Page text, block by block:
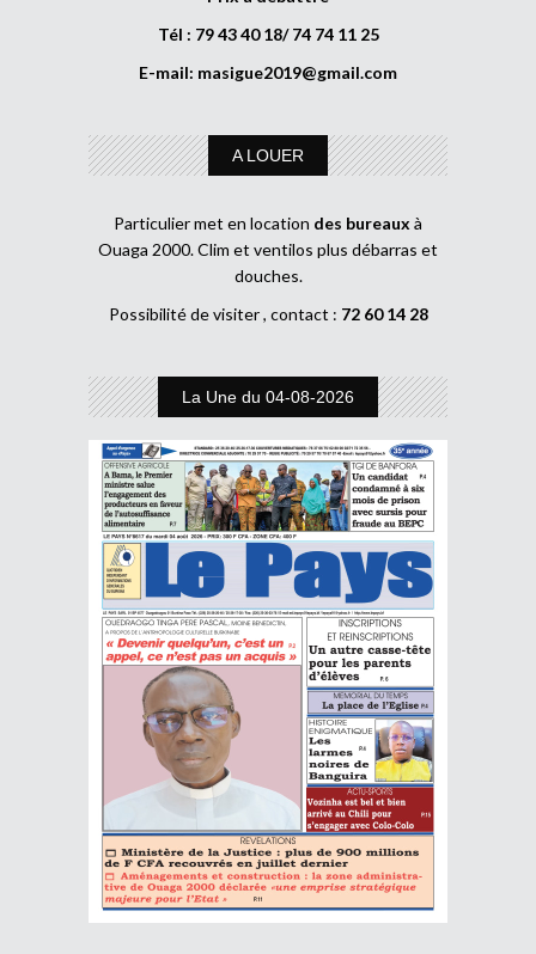
Tél : 79 43 40 18/ 74 74 11 25
E-mail: masigue2019@gmail.com
A LOUER
Particulier met en location des bureaux à
Ouaga 2000. Clim et ventilos plus débarras et
douches.
Possibilité de visiter , contact : 72 60 14 28
La Une du 04-08-2026